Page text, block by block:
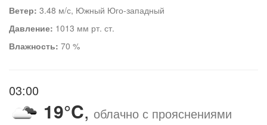
Ветер: 3.48 м/с, Южный Юго-западный
Давление: 1013 мм рт. ст.
Влажность: 70 %
03:00
19°C, облачно с прояснениями